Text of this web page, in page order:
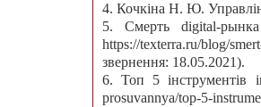
4. Кочкіна Н. Ю.
5. Смерть digital-
https://texterra.ru/blog/
звернення: 18.05.2021).
6. Топ 5 інструментів
prosuvannya/top-5-